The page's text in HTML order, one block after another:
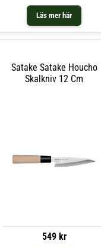
Läs mer här
Satake Satake Houcho
Skalkniv 12 Cm
549 kr